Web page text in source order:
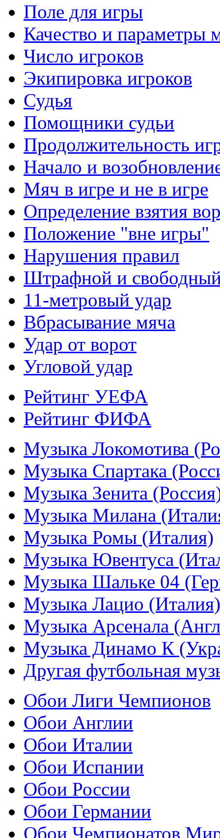
Поле для игры
Качество и параметры
Число игроков
Экипировка игроков
Судья
Помощники судьи
Продолжительность
Начало и
Мяч в игре и не в игре
Определение взятия
Положение "вне игры"
Нарушения правил
Штрафной и
11-метровый удар
Вбрасывание мяча
Удар от ворот
Угловой удар
Рейтинг УЕФА
Рейтинг ФИФА
Музыка Локомотива
Музыка Спартака
Музыка Зенита
Музыка Милана
Музыка Ромы (Италия)
Музыка Ювентуса
Музыка Шальке 04
Музыка Лацио (Италия)
Музыка Арсенала
Музыка Динамо К
Другая футбольная
Обои Лиги Чемпионов
Обои Англии
Обои Италии
Обои Испании
Обои России
Обои Германии
Обои Чемпионатов